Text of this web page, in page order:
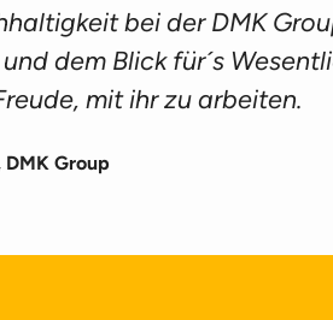
bei der DMK
dem Blick für´s
mit ihr zu arbeiten.
Group